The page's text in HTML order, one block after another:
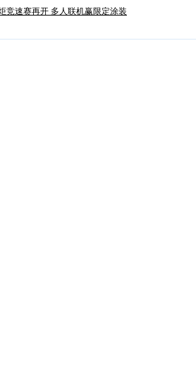
竞速赛再开 多人联机赢限定涂装